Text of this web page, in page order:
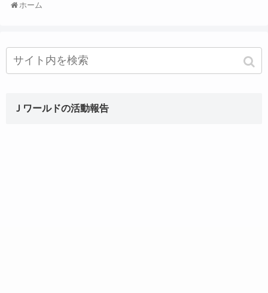
ホーム
Ｊワールドの活動報告